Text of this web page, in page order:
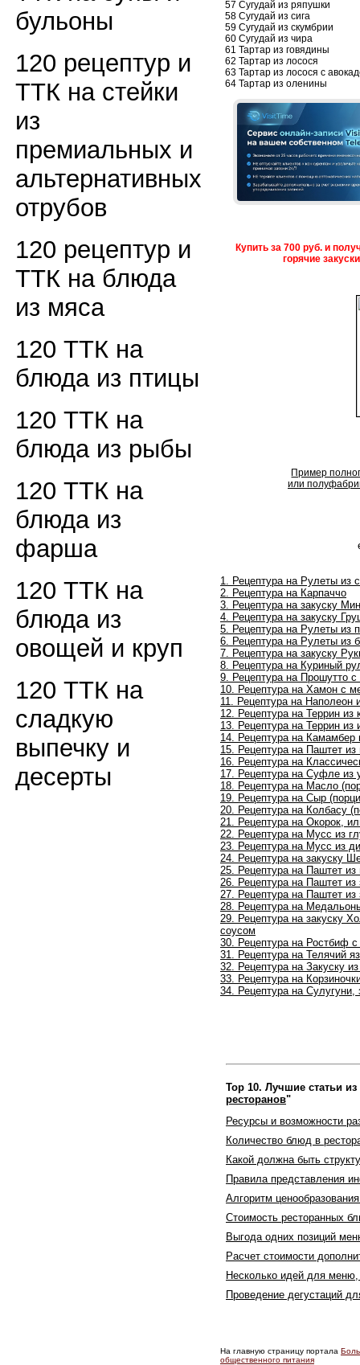
бульоны
120 рецептур и
ТТК на стейки
из
премиальных и
альтернативных
отрубов
120 рецептур и
ТТК на блюда
из мяса
120 ТТК на
блюда из птицы
120 ТТК на
блюда из рыбы
120 ТТК на
блюда из
фарша
120 ТТК на
блюда из
овощей и круп
120 ТТК на
сладкую
выпечку и
десерты
57 Сугудай из ряпушки
58 Сугудай из сига
59 Сугудай из скумбрии
60 Сугудай из чира
61 Тартар из говядины
62 Тартар из лосося
63 Тартар из лосося с
64 Тартар из оленины
Купить за 700 руб. и
горячие
Пример
или
1. Рецептура на Рулеты из
2. Рецептура на Карпаччо
3. Рецептура на закуску
4. Рецептура на закуску
5. Рецептура на Рулеты из
6. Рецептура на Рулеты из
7. Рецептура на закуску
8. Рецептура на Куриный
9. Рецептура на Прошутто
10. Рецептура на Хамон с
11. Рецептура на Наполеон
12. Рецептура на Террин из
13. Рецептура на Террин
14. Рецептура на
15. Рецептура на Паштет из
16. Рецептура на
17. Рецептура на Суфле из
18. Рецептура на Масло
19. Рецептура на Сыр
20. Рецептура на Колбасу
21. Рецептура на Окорок,
22. Рецептура на Мусс из
23. Рецептура на Мусс из
24. Рецептура на закуску
25. Рецептура на Паштет из
26. Рецептура на Паштет из
27. Рецептура на Паштет из
28. Рецептура на
29. Рецептура на закуску
соусом
30. Рецептура на Ростбиф
31. Рецептура на Телячий
32. Рецептура на Закуску
33. Рецептура на
34. Рецептура на Сулугуни,
Top 10. Лучшие статьи из
ресторанов"
Ресурсы и возможности
Количество блюд в
Какой должна быть
Правила представления
Алгоритм
Стоимость ресторанных
Выгода одних позиций
Расчет стоимости
Несколько идей для меню,
Проведение дегустаций
На главную страницу портала
общественного питания